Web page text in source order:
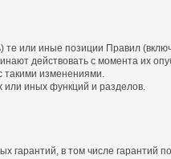
те или иные позиции Правил
действовать с момента их
изменениями.
или иных функций и разделов.
гарантий, в том числе гарантий